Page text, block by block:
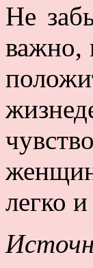
Не
важно,
легко